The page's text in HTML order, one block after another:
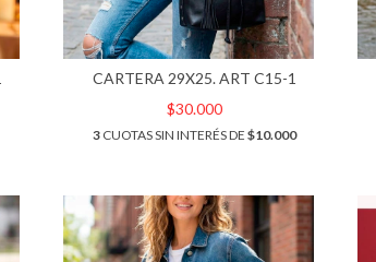
CARTERA 29X25. ART C15-1
$30.000
3CUOTAS SIN INTERÉS DE $10.000